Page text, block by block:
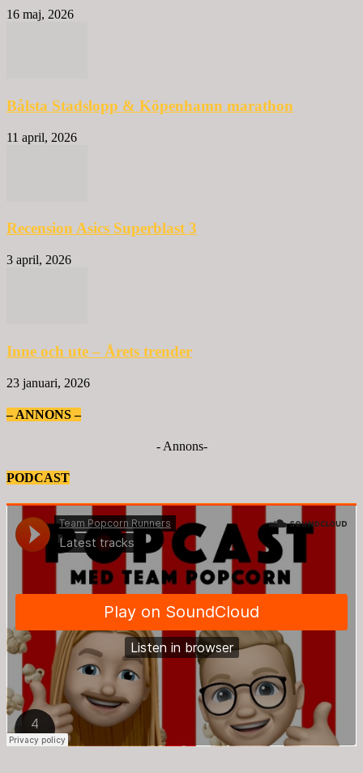
16 maj, 2026
Bålsta Stadslopp & Köpenhamn marathon
11 april, 2026
Recension Asics Superblast 3
3 april, 2026
Inne och ute – Årets trender
23 januari, 2026
– ANNONS –
- Annons-
PODCAST